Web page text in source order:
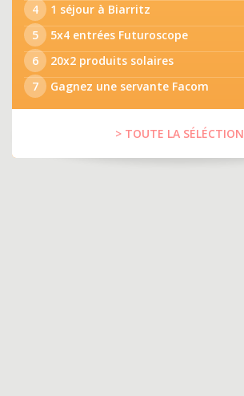
4
1 séjour à Biarritz
5
5x4 entrées Futuroscope
6
20x2 produits solaires
7
Gagnez une servante Facom
> TOUTE LA SÉLÉCTION